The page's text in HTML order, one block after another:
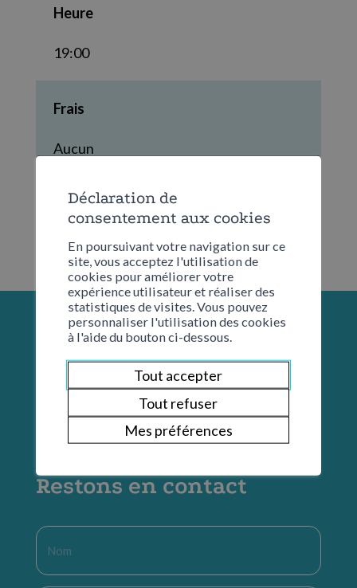
Heure
19:00
Frais
Aucun
Restons en contact
Nom
Déclaration de
consentement aux cookies
En poursuivant votre navigation sur ce
site, vous acceptez l'utilisation de
cookies pour améliorer votre
expérience utilisateur et réaliser des
statistiques de visites. Vous pouvez
personnaliser l'utilisation des cookies
à l'aide du bouton ci-dessous.
Tout accepter
Tout refuser
Mes préférences